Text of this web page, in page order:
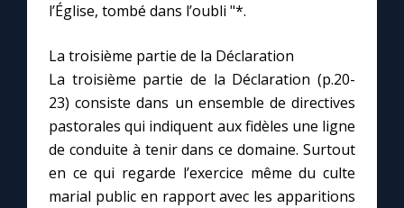
l’Église, tombé dans l’oubli "*.
La troisième partie de la Déclaration
La troisième partie de la Déclaration (p.20-
23) consiste dans un ensemble de directives
pastorales qui indiquent aux fidèles une ligne
de conduite à tenir dans ce domaine. Surtout
en ce qui regarde l’exercice même du culte
marial public en rapport avec les apparitions